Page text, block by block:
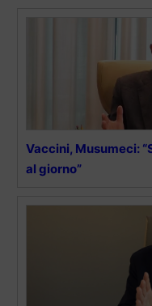
Vaccini, Musumeci:
al giorno”